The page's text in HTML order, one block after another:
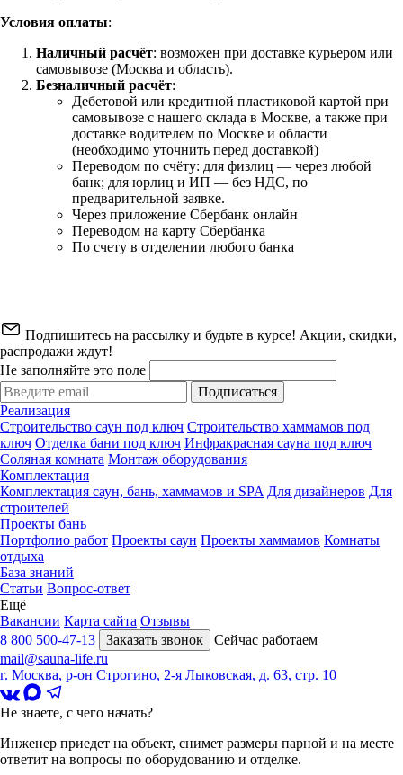
Условия оплаты:
Наличный расчёт: возможен при доставке курьером или
самовывозе (Москва и область).
Безналичный расчёт:
Дебетовой или кредитной пластиковой картой при
самовывозе с нашего склада в Москве, а также при
доставке водителем по Москве и области
(необходимо уточнить перед доставкой)
Переводом по счёту: для физлиц — через любой
банк; для юрлиц и ИП — без НДС, по
предварительной заявке.
Через приложение Сбербанк онлайн
Переводом на карту Сбербанка
По счету в отделении любого банка
Подпишитесь на рассылку и будьте в курсе! Акции, скидки,
распродажи ждут!
Не заполняйте это поле
Подписаться
Реализация
Строительство саун под ключ Строительство хаммамов под
ключ Отделка бани под ключ Инфракрасная сауна под ключ
Соляная комната Монтаж оборудования
Комплектация
Комплектация саун, бань, хаммамов и SPA Для дизайнеров Для
строителей
Проекты бань
Портфолио работ Проекты саун Проекты хаммамов Комнаты
отдыха
База знаний
Статьи Вопрос-ответ
Ещё
Вакансии Карта сайта Отзывы
8 800 500-47-13
Заказать звонок
Сейчас работаем
mail@sauna-life.ru
г. Москва, р-он Строгино, 2-я Лыковская, д. 63, стр. 10
Не знаете, с чего начать?
Инженер приедет на объект, снимет размеры парной и на месте
ответит на вопросы по оборудованию и отделке.